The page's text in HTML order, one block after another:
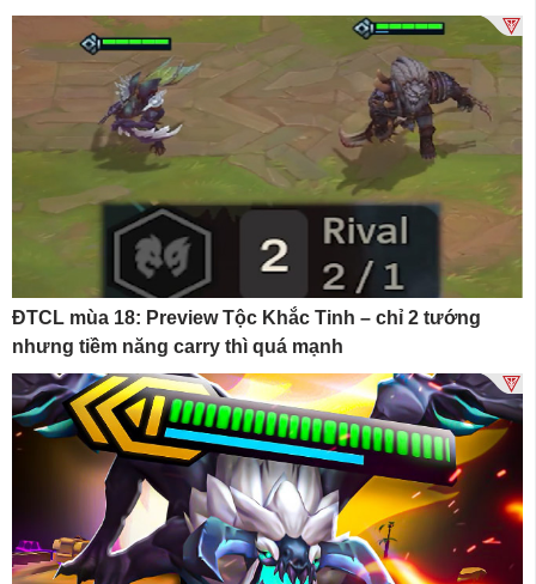
ĐTCL mùa 18: Preview Tộc Khắc Tinh – chỉ 2 tướng
nhưng tiềm năng carry thì quá mạnh